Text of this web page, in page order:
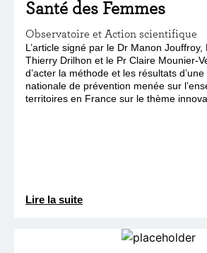
Santé des Femmes
Observatoire et Action scientifique
L’article signé par le Dr Manon Jouffroy,
Thierry Drilhon et le Pr Claire Mounier-
d’acter la méthode et les résultats
nationale de prévention menée sur
territoires en France sur le thème
Lire la suite